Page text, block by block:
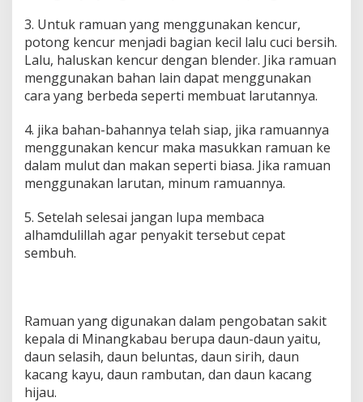
3. Untuk ramuan yang menggunakan kencur,
potong kencur menjadi bagian kecil lalu cuci bersih.
Lalu, haluskan kencur dengan blender. Jika ramuan
menggunakan bahan lain dapat menggunakan
cara yang berbeda seperti membuat larutannya.
4. jika bahan-bahannya telah siap, jika ramuannya
menggunakan kencur maka masukkan ramuan ke
dalam mulut dan makan seperti biasa. Jika ramuan
menggunakan larutan, minum ramuannya.
5. Setelah selesai jangan lupa membaca
alhamdulillah agar penyakit tersebut cepat
sembuh.
Ramuan yang digunakan dalam pengobatan sakit
kepala di Minangkabau berupa daun-daun yaitu,
daun selasih, daun beluntas, daun sirih, daun
kacang kayu, daun rambutan, dan daun kacang
hijau.